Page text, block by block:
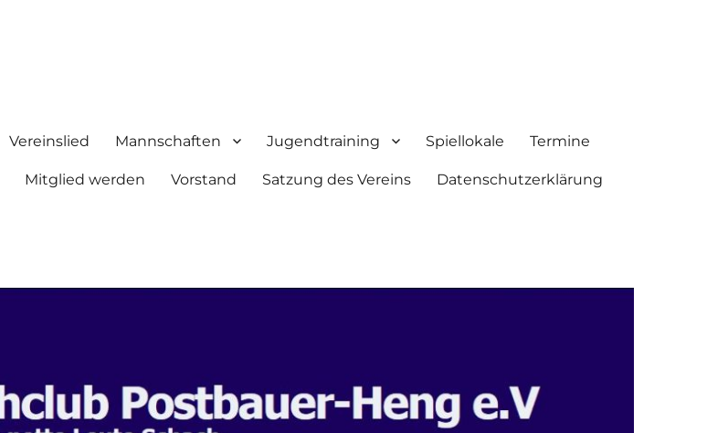
Vereinslied Mannschaften Jugendtraining Spiellokale Termine
Mitglied werden Vorstand Satzung des Vereins Datenschutzerklärung